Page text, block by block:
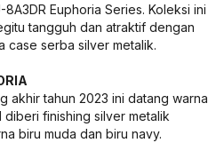
Euphoria Series. Koleksi ini
tangguh dan atraktif dengan
case serba silver metalik.
akhir tahun 2023 ini datang warna
finishing silver metalik
biru muda dan biru navy.